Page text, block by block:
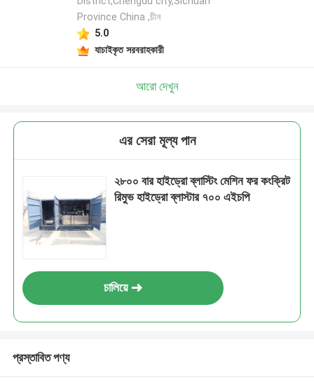
Province China ,চীন
5.0
যাচাইকৃত সরবরাহকারী
আরো দেখুন
এর সেরা মূল্য পান
২৮০০ বার হাইড্রো ব্লাস্টিং মেশিন ফর কংক্রিট
রিমুভ হাইড্রো ব্লাস্টার ৭০০ এইচপি
চালিয়ে
প্রস্তাবিত পণ্য